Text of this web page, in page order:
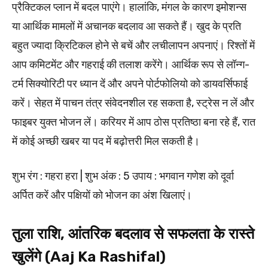
प्रैक्टिकल प्लान में बदल पाएंगे। हालांकि, मंगल के कारण इमोशन्स
या आर्थिक मामलों में अचानक बदलाव आ सकते हैं। खुद के प्रति
बहुत ज्यादा क्रिटिकल होने से बचें और लचीलापन अपनाएं। रिश्तों में
आप कमिटमेंट और गहराई की तलाश करेंगे। आर्थिक रूप से लॉन्ग-
टर्म सिक्योरिटी पर ध्यान दें और अपने पोर्टफोलियो को डायवर्सिफाई
करें। सेहत में पाचन तंत्र संवेदनशील रह सकता है, स्ट्रेस न लें और
फाइबर युक्त भोजन लें। करियर में आप ठोस प्रतिष्ठा बना रहे हैं, रात
में कोई अच्छी खबर या पद में बढ़ोत्तरी मिल सकती है।
शुभ रंग : गहरा हरा | शुभ अंक : 5 उपाय : भगवान गणेश को दूर्वा
अर्पित करें और पक्षियों को भोजन का अंश खिलाएं।
तुला राशि, आंतरिक बदलाव से सफलता के रास्ते
खुलेंगे (Aaj Ka Rashifal)